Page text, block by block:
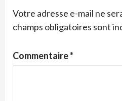
Votre adresse e-mail ne
champs obligatoires sont
Commentaire*